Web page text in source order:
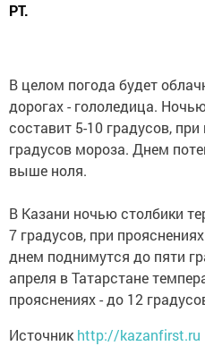
РТ.
В целом погода будет
дорогах - гололедица.
составит 5-10 градусов,
градусов мороза. Днем
выше ноля.
В Казани ночью столбики
7 градусов, при
днем поднимутся до пяти
апреля в Татарстане
прояснениях - до 12
Источникhttp://kazanfirst.ru